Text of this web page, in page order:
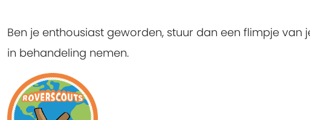
Ben je enthousiast geworden, stuur dan een flimpje van
in behandeling nemen.